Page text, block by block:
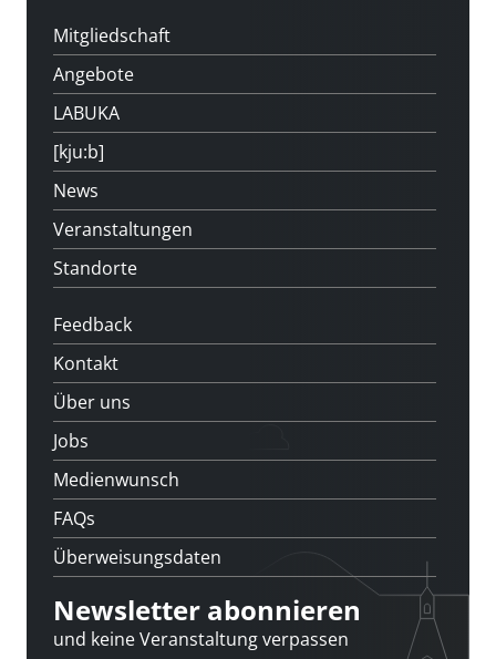
Mitgliedschaft
Angebote
LABUKA
[kju:b]
News
Veranstaltungen
Standorte
Feedback
Kontakt
Über uns
Jobs
Medienwunsch
FAQs
Überweisungsdaten
Newsletter abonnieren
und keine Veranstaltung verpassen